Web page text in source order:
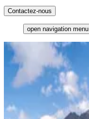
Contactez-nous
open navigation menu